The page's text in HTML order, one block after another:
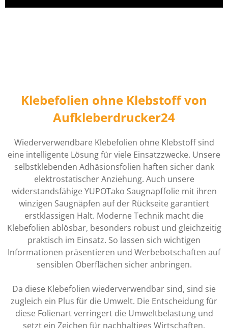
Klebefolien ohne Klebstoff von
Aufkleberdrucker24
Wiederverwendbare Klebefolien ohne Klebstoff sind
eine intelligente Lösung für viele Einsatzzwecke. Unsere
selbstklebenden Adhäsionsfolien haften sicher dank
elektrostatischer Anziehung. Auch unsere
widerstandsfähige YUPOTako Saugnapffolie mit ihren
winzigen Saugnäpfen auf der Rückseite garantiert
erstklassigen Halt. Moderne Technik macht die
Klebefolien ablösbar, besonders robust und gleichzeitig
praktisch im Einsatz. So lassen sich wichtigen
Informationen präsentieren und Werbebotschaften auf
sensiblen Oberflächen sicher anbringen.
Da diese Klebefolien wiederverwendbar sind, sind sie
zugleich ein Plus für die Umwelt. Die Entscheidung für
diese Folienart verringert die Umweltbelastung und
setzt ein Zeichen für nachhaltiges Wirtschaften.